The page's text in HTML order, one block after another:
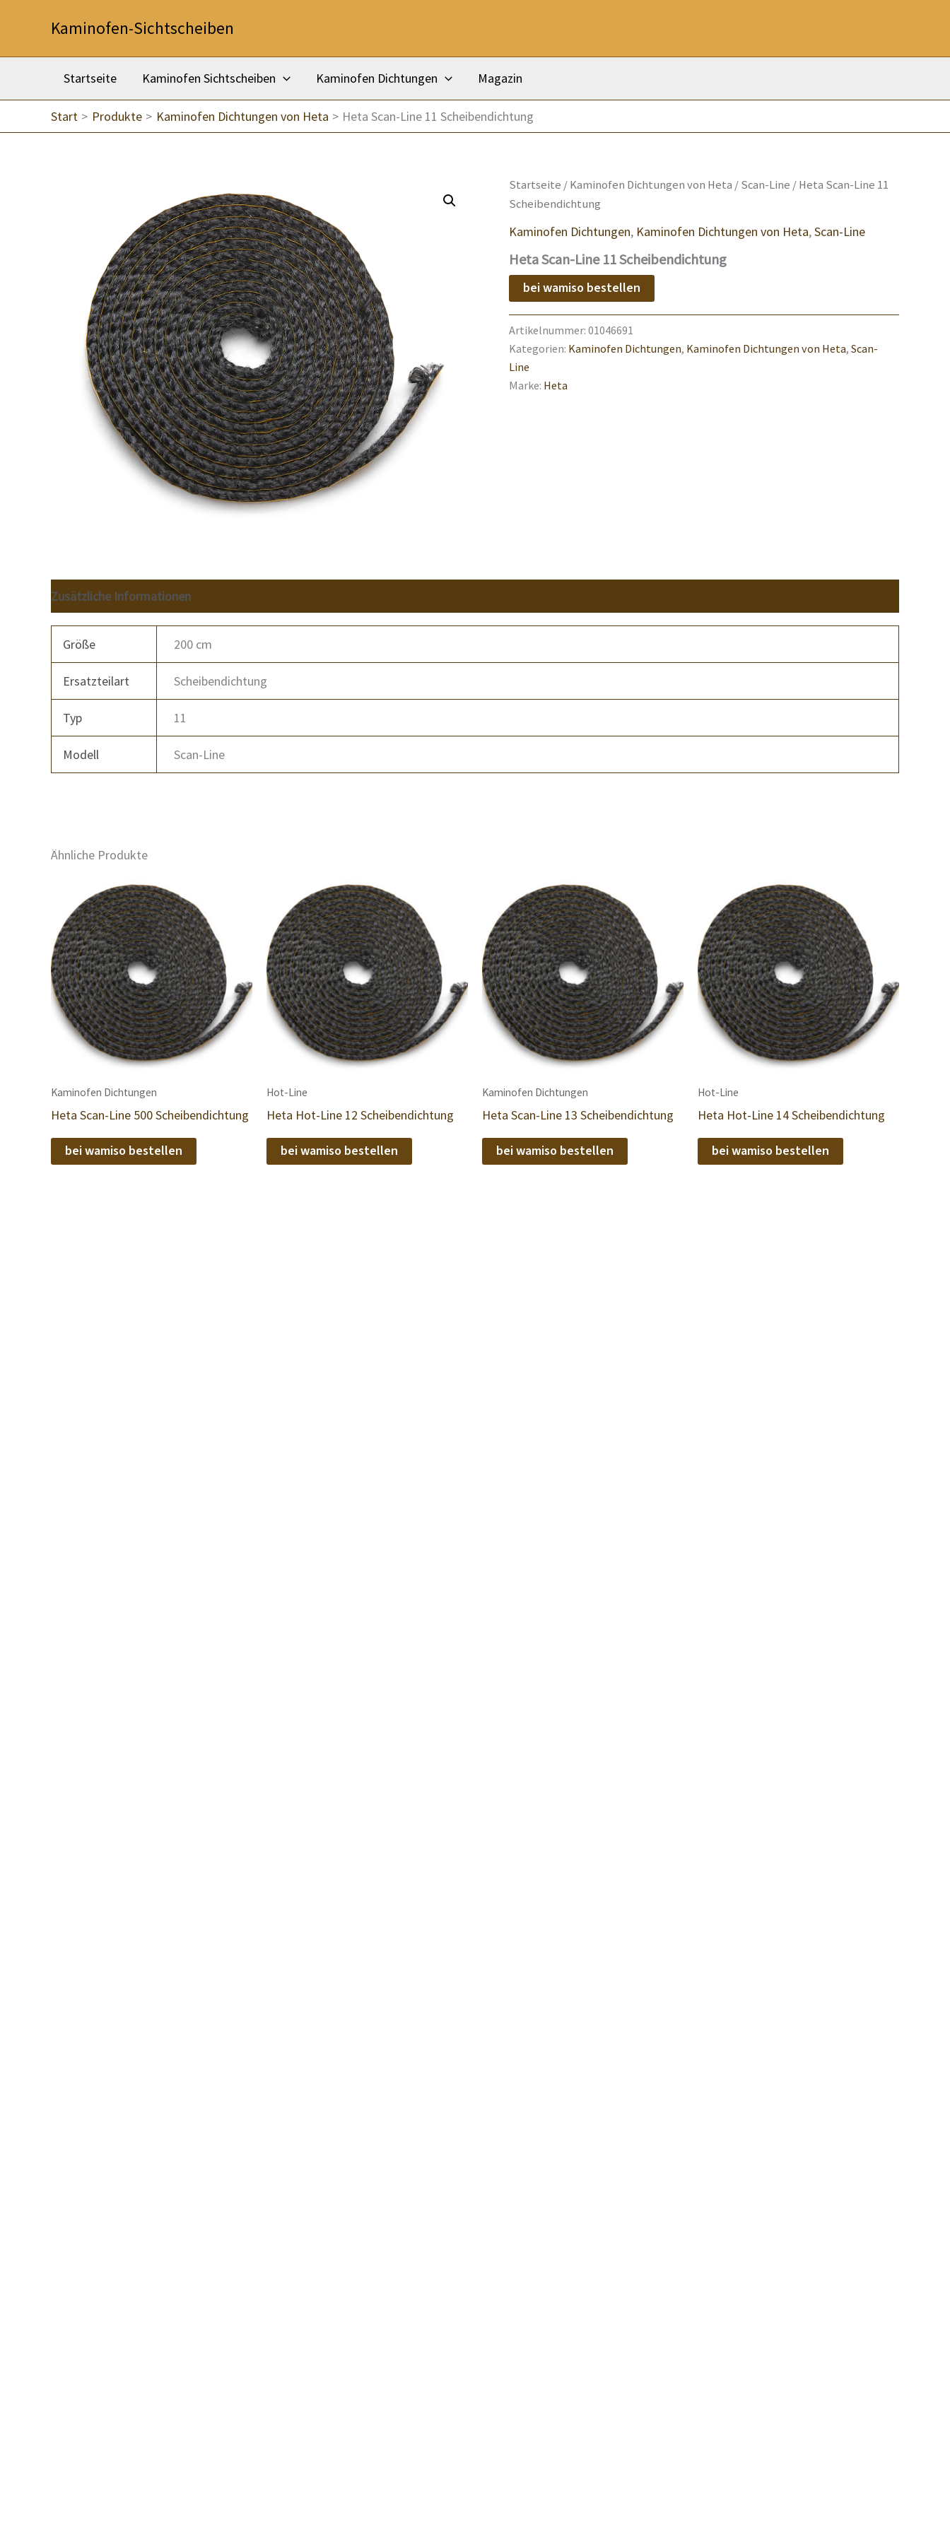
Kaminofen-Sichtscheiben
Startseite Kaminofen Sichtscheiben Kaminofen Dichtungen Magazin
Start Produkte Kaminofen Dichtungen von Heta Heta Scan-Line 11 Scheibendichtung
Startseite /Kaminofen Dichtungen von Heta /Scan-Line / Heta Scan-Line 11
Scheibendichtung
Kaminofen Dichtungen, Kaminofen Dichtungen von Heta,Scan-Line
Heta Scan-Line 11 Scheibendichtung
bei wamiso bestellen
Artikelnummer: 01046691
Kategorien: Kaminofen Dichtungen, Kaminofen Dichtungen von Heta, Scan-
Line
Marke: Heta
Zusätzliche Informationen
Größe 200 cm
Ersatzteilart Scheibendichtung
Typ 11
Modell Scan-Line
Ähnliche Produkte
Kaminofen Dichtungen
Heta Scan-Line 500 Scheibendichtung
bei wamiso bestellen
Hot-Line
Heta Hot-Line 12 Scheibendichtung
bei wamiso bestellen
Kaminofen Dichtungen
Heta Scan-Line 13 Scheibendichtung
bei wamiso bestellen
Hot-Line
Heta Hot-Line 14 Scheibendichtung
bei wamiso bestellen